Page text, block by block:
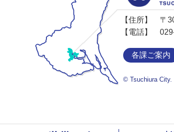
【住所】
〒
【電話】
各課ご案内
© Tsuchiura City.